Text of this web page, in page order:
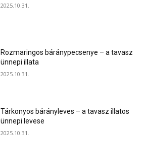
2025.10.31.
Rozmaringos báránypecsenye – a tavasz
ünnepi illata
2025.10.31.
Tárkonyos bárányleves – a tavasz illatos
ünnepi levese
2025.10.31.